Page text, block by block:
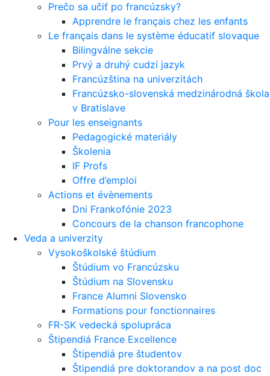
Prečo sa učiť po francúzsky?
Apprendre le français chez les enfants
Le français dans le système éducatif slovaque
Bilingválne sekcie
Prvý a druhý cudzí jazyk
Francúzština na univerzitách
Francúzsko-slovenská medzinárodná škola
v Bratislave
Pour les enseignants
Pedagogické materiály
Školenia
IF Profs
Offre d’emploi
Actions et évènements
Dni Frankofónie 2023
Concours de la chanson francophone
Veda a univerzity
Vysokoškolské štúdium
Štúdium vo Francúzsku
Štúdium na Slovensku
France Alumni Slovensko
Formations pour fonctionnaires
FR-SK vedecká spolupráca
Štipendiá France Excellence
Štipendiá pre študentov
Štipendiá pre doktorandov a na post doc